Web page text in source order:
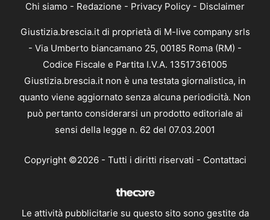
Chi siamo - Redazione - Privacy Policy - Disclaimer
Giustizia.brescia.it di proprietà di M-live company srls
- Via Umberto biancamano 25, 00185 Roma (RM) -
Codice Fiscale e Partita I.V.A. 13517361005
Giustizia.brescia.it non è una testata giornalistica, in
quanto viene aggiornato senza alcuna periodicità. Non
può pertanto considerarsi un prodotto editoriale ai
sensi della legge n. 62 del 07.03.2001
Copyright ©2026 - Tutti i diritti riservati - Contattaci
Le attività pubblicitarie su questo sito sono gestite da